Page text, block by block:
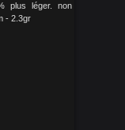
plus léger. non
- 2.3gr